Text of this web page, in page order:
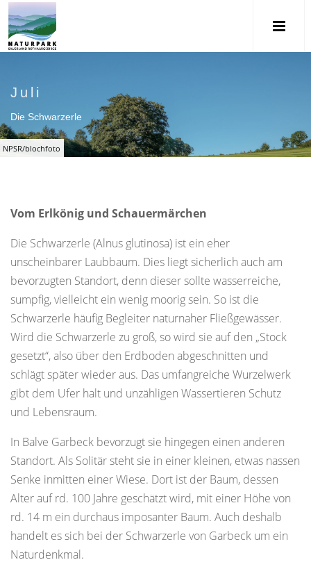
NPSR/blochfoto
Juli
Die Schwarzerle
Vom Erlkönig und Schauermärchen
Die Schwarzerle (Alnus glutinosa) ist ein eher
unscheinbarer Laubbaum. Dies liegt sicherlich auch am
bevorzugten Standort, denn dieser sollte wasserreiche,
sumpfig, vielleicht ein wenig moorig sein. So ist die
Schwarzerle häufig Begleiter naturnaher Fließgewässer.
Wird die Schwarzerle zu groß, so wird sie auf den „Stock
gesetzt“, also über den Erdboden abgeschnitten und
schlägt später wieder aus. Das umfangreiche Wurzelwerk
gibt dem Ufer halt und unzähligen Wassertieren Schutz
und Lebensraum.
In Balve Garbeck bevorzugt sie hingegen einen anderen
Standort. Als Solitär steht sie in einer kleinen, etwas nassen
Senke inmitten einer Wiese. Dort ist der Baum, dessen
Alter auf rd. 100 Jahre geschätzt wird, mit einer Höhe von
rd. 14 m ein durchaus imposanter Baum. Auch deshalb
handelt es sich bei der Schwarzerle von Garbeck um ein
Naturdenkmal.